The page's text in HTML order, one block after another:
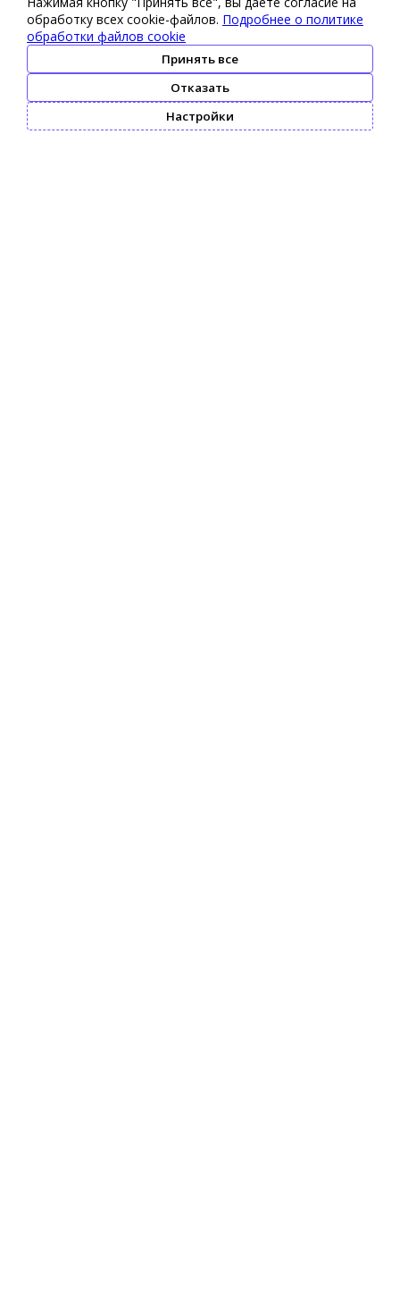
обработку всех cookie-файлов. Подробнее о политике
обработки файлов cookie
Принять все
Отказать
Настройки